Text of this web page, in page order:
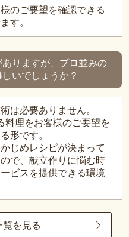
のご要望を確認できる
す。
りますが、プロ並みの
いでしょうか？
は必要ありません。
料理をお客様のご要望を
形です。
じめレシピが決まって
で、献立作りに悩む時
ビスを提供できる環境
覧を見る